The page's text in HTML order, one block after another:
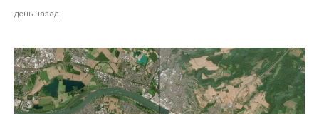
день назад